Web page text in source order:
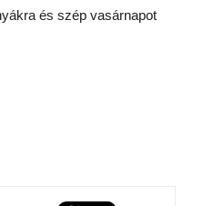
és szép vasárnapot